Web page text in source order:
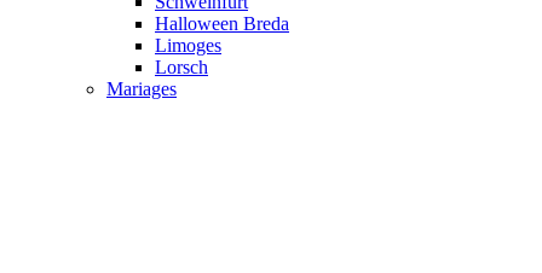
Halloween Breda
Limoges
Lorsch
Mariages